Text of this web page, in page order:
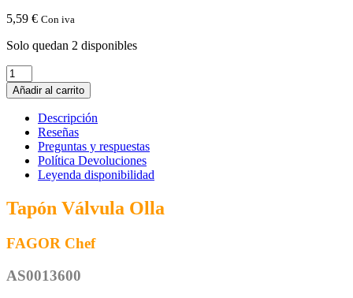
5,59 € Con iva
Solo quedan 2 disponibles
Tapon
Valvula
Olla
FAGOR
Chef
AS0013600
cantidad
Añadir al carrito
Descripción
Reseñas
Preguntas y respuestas
Política Devoluciones
Leyenda disponibilidad
Tapón Válvula Olla
FAGOR Chef
AS0013600